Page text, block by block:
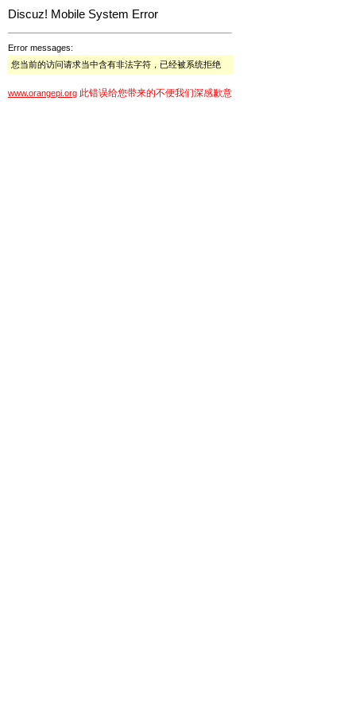
Discuz! Mobile System Error
Error messages:
您当前的访问请求当中含有非法字符，已经被系统拒绝
www.orangepi.org 此错误给您带来的不便我们深感歉意